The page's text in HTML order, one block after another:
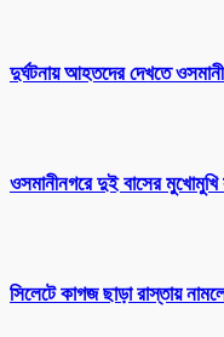
দুর্ঘটনায় আহতদের দেখতে
ওসমানীনগরে দুই বাসের মুখোমুখি
সিলেটে কাগজ ছাড়া রাস্তায়